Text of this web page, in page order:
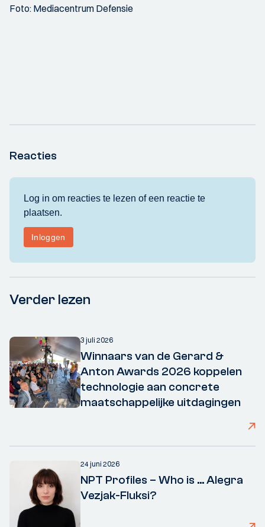
Foto: Mediacentrum Defensie
Reacties
Verder lezen
3 juli 2026
Winnaars van de Gerard &
Anton Awards 2026 koppelen
technologie aan concrete
maatschappelijke uitdagingen
24 juni 2026
NPT Profiles – Who is ... Alegra
Vezjak-Fluksi?